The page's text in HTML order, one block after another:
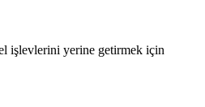
işlevlerini yerine getirmek için